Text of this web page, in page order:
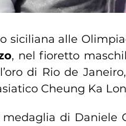
siciliana alle
, nel fioretto
di Rio de
Cheung Ka
di Daniele